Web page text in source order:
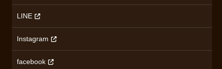
ハラダの保証とアフターサービス
オリエントスター
ロンジン
プライバシーポリシー
無断転載・商用利用について
LINE
Instagram
facebook